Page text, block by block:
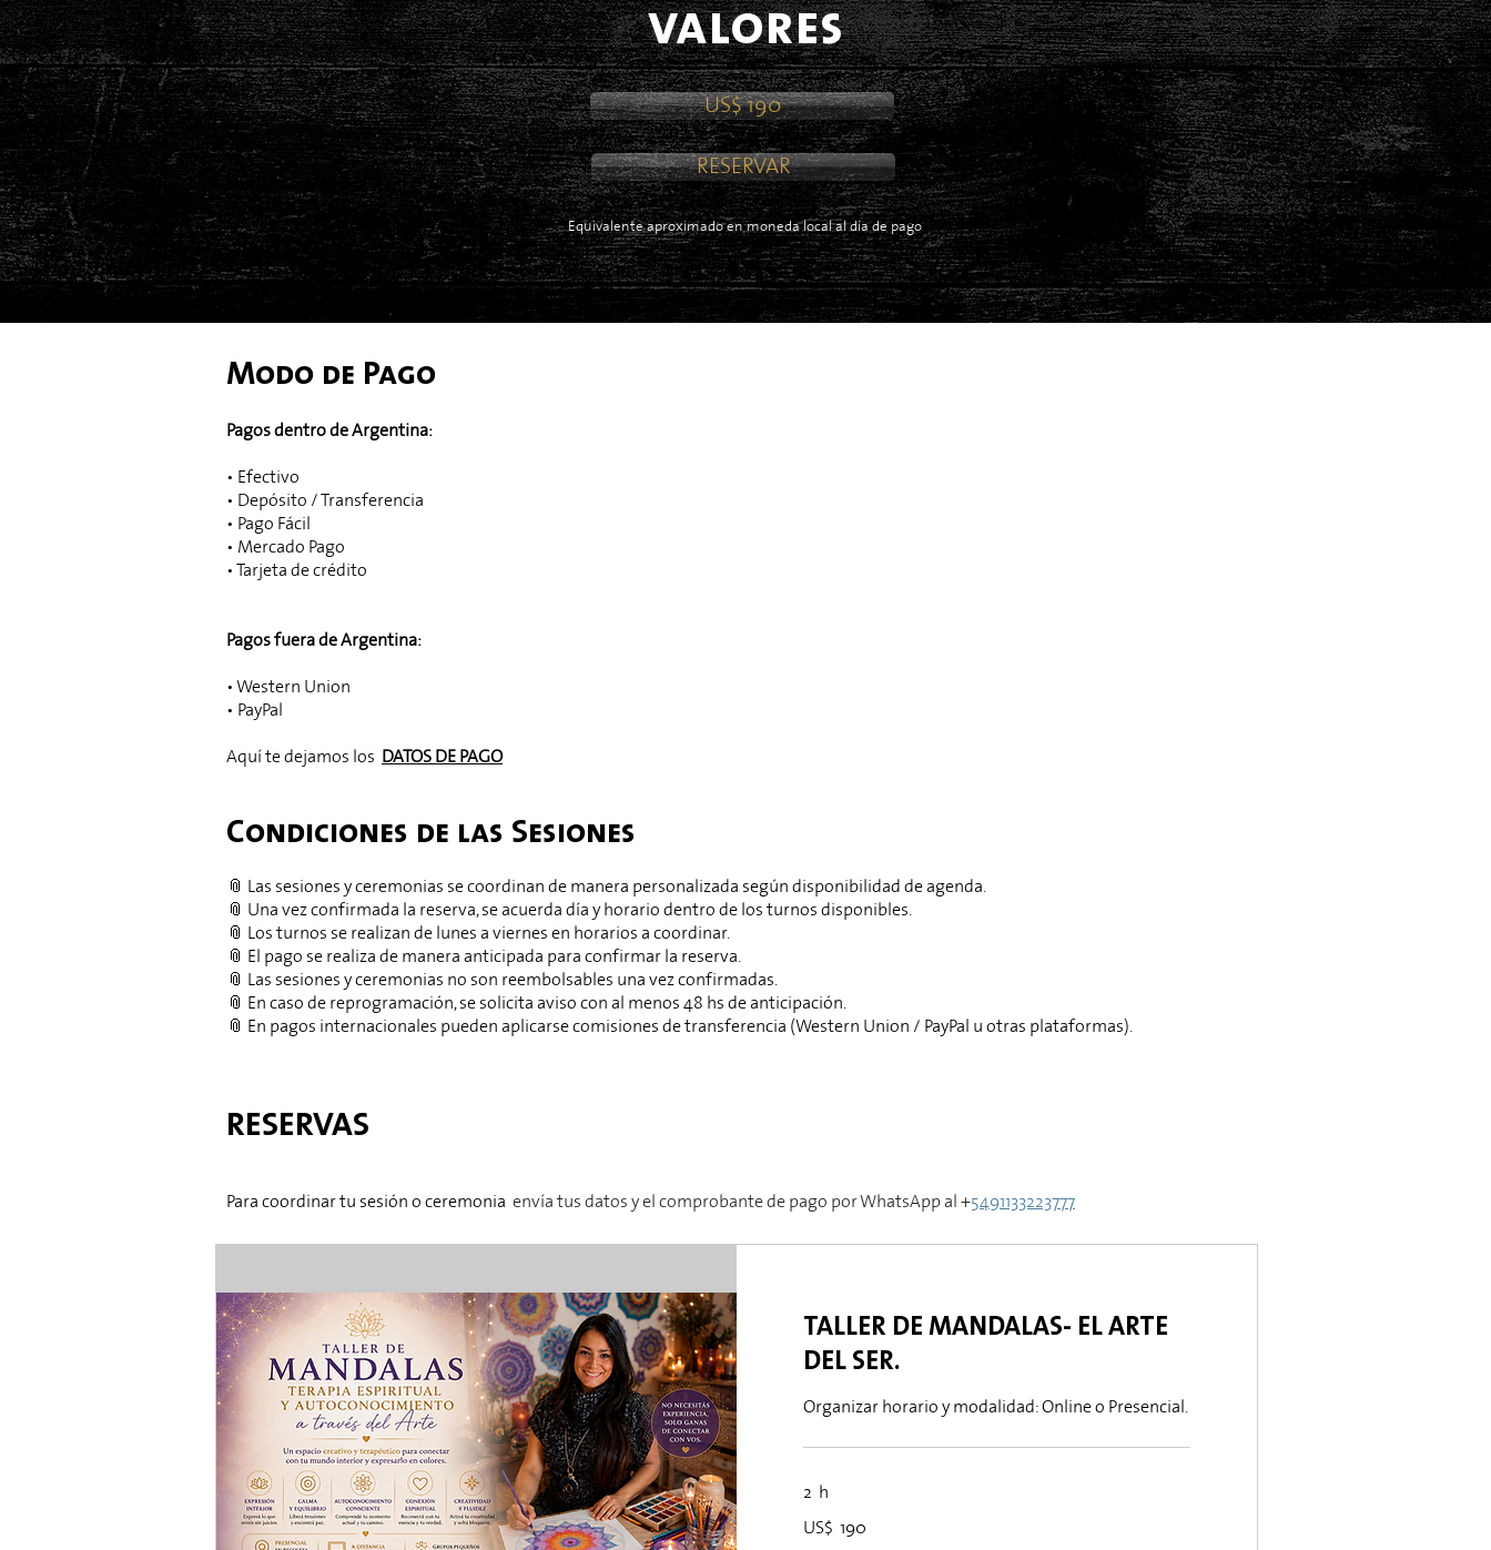
valores
US$ 190
RESERVAR
Equivalente aproximado en moneda local al día de pago
Modo de Pago
Pagos dentro de Argentina:
• Efectivo
• Depósito / Transferencia
• Pago Fácil
• Mercado Pago
• Tarjeta de crédito
Pagos fuera de Argentina:
• Western Union
• PayPal
Aquí te dejamos los DATOS DE PAGO
Condiciones de las Sesiones
📎 Las sesiones y ceremonias se coordinan de manera personalizada según disponibilidad de agenda.
📎 Una vez confirmada la reserva, se acuerda día y horario dentro de los turnos disponibles.
📎 Los turnos se realizan de lunes a viernes en horarios a coordinar.
📎 El pago se realiza de manera anticipada para confirmar la reserva.
📎 Las sesiones y ceremonias no son reembolsables una vez confirmadas.
📎 En caso de reprogramación, se solicita aviso con al menos 48 hs de anticipación.
📎 En pagos internacionales pueden aplicarse comisiones de transferencia (Western Union / PayPal u otras plataformas).
RESERVAS​
Para coordinar tu sesión o ceremonia envía tus datos y el comprobante de pago por WhatsApp al +5491133223777
TALLER DE MANDALAS- EL ARTE
DEL SER.
Organizar horario y modalidad: Online o Presencial.
2 h
dólares
estadounidenses
US$ 190